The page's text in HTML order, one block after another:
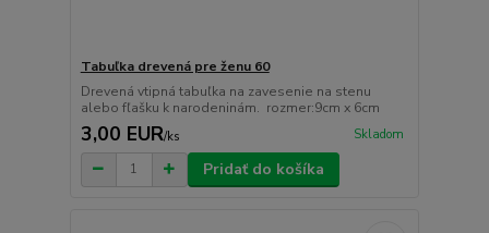
Tabuľka drevená pre ženu 60
Drevená vtipná tabuľka na zavesenie na stenu
alebo fľašku k narodeninám. rozmer:9cm x 6cm
3,00 EUR/ks Skladom
Pridať do košíka